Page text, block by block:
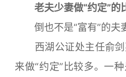
老夫少妻做“约定”的
倒也不是“富有”的夫妻
西湖公证处主任俞剑
来做“约定”比较多。一